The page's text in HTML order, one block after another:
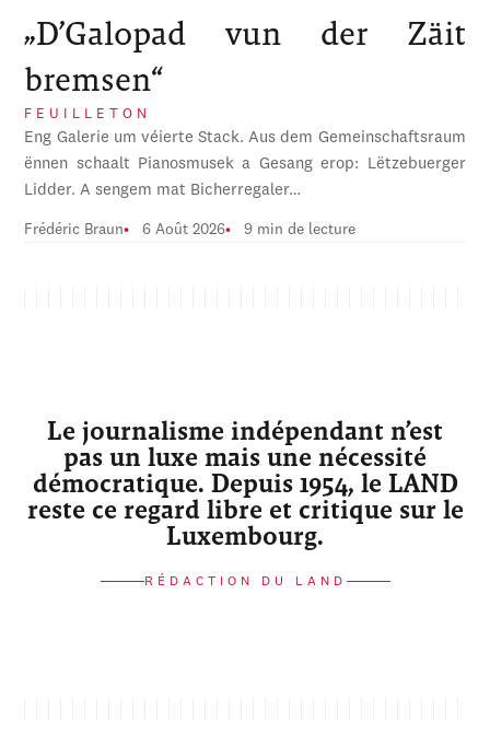
„D’Galopad vun der Zäit
bremsen“
FEUILLETON
Eng Galerie um véierte Stack. Aus dem Gemeinschaftsraum
ënnen schaalt Pianosmusek a Gesang erop: Lëtzebuerger
Lidder. A sengem mat Bicherregaler…
Frédéric Braun 6 Août 2026 9 min de lecture
Le journalisme indépendant n’est
pas un luxe mais une nécessité
démocratique. Depuis 1954, le LAND
reste ce regard libre et critique sur le
Luxembourg.
RÉDACTION DU LAND